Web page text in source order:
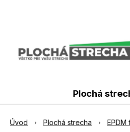
Plochá
Úvod Plochá strecha EPDM